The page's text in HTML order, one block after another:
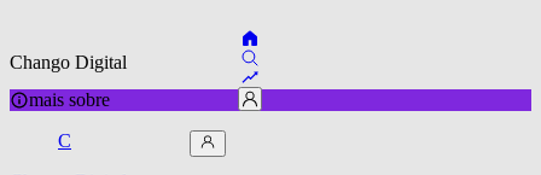
Chango Digital
mais sobre
C